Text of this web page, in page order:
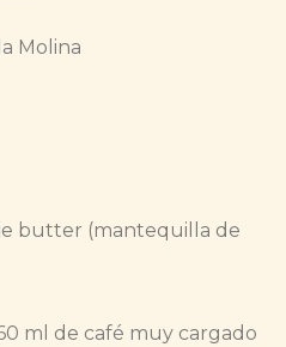
Molina
butter (mantequilla de
ml de café muy cargado